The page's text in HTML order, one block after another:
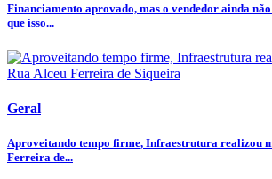
Financiamento aprovado, mas o vendedor ainda
que isso...
Geral
Aproveitando tempo firme, Infraestrutura realizou
Ferreira de...